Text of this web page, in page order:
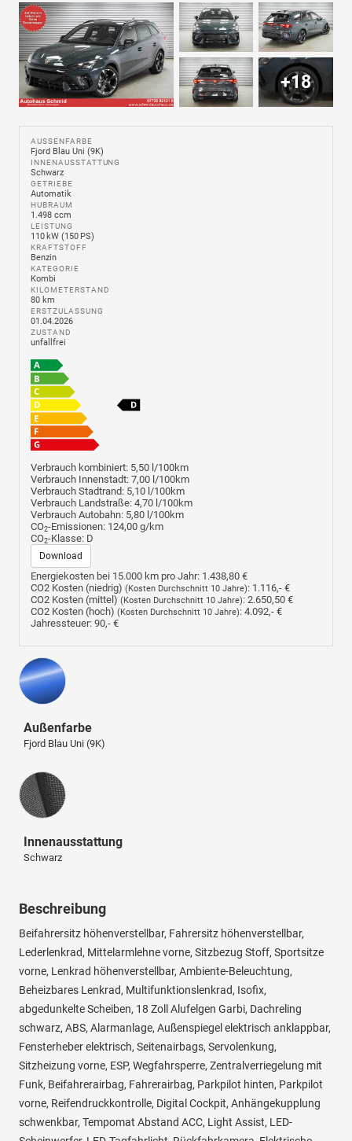
+18
AUSSENFARBE
Fjord Blau Uni (9K)
INNENAUSSTATTUNG
Schwarz
GETRIEBE
Automatik
HUBRAUM
1.498 ccm
LEISTUNG
110 kW (150 PS)
KRAFTSTOFF
Benzin
KATEGORIE
Kombi
KILOMETERSTAND
80 km
ERSTZULASSUNG
01.04.2026
ZUSTAND
unfallfrei
Verbrauch kombiniert: 5,50 l/100km
Verbrauch Innenstadt: 7,00 l/100km
Verbrauch Stadtrand: 5,10 l/100km
Verbrauch Landstraße: 4,70 l/100km
Verbrauch Autobahn: 5,80 l/100km
CO2-Emissionen: 124,00 g/km
CO2-Klasse: D
Download
Energiekosten bei 15.000 km pro Jahr: 1.438,80 €
CO2 Kosten (niedrig) (Kosten Durchschnitt 10 Jahre): 1.116,- €
CO2 Kosten (mittel) (Kosten Durchschnitt 10 Jahre): 2.650,50 €
CO2 Kosten (hoch) (Kosten Durchschnitt 10 Jahre): 4.092,- €
Jahressteuer: 90,- €
Außenfarbe
Fjord Blau Uni (9K)
Innenausstattung
Innenausstattung
Schwarz
Beschreibung
Beifahrersitz höhenverstellbar, Fahrersitz höhenverstellbar,
Lederlenkrad, Mittelarmlehne vorne, Sitzbezug Stoff, Sportsitze
vorne, Lenkrad höhenverstellbar, Ambiente-Beleuchtung,
Beheizbares Lenkrad, Multifunktionslenkrad, Isofix,
abgedunkelte Scheiben, 18 Zoll Alufelgen Garbi, Dachreling
schwarz, ABS, Alarmanlage, Außenspiegel elektrisch anklappbar,
Fensterheber elektrisch, Seitenairbags, Servolenkung,
Sitzheizung vorne, ESP, Wegfahrsperre, Zentralverriegelung mit
Funk, Beifahrerairbag, Fahrerairbag, Parkpilot hinten, Parkpilot
vorne, Reifendruckkontrolle, Digital Cockpit, Anhängekupplung
schwenkbar, Tempomat Abstand ACC, Light Assist, LED-